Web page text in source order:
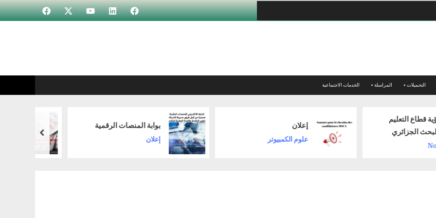
Élément
de
Élément
de
Élément
de
Élément
de
Incubateur
التحميلات المراسلة الخدمات الاجتماعية
علوم الكمبيوتر
بوابة المنصات الرقمية
استعمال زمن الاختبار-
Non classé
prev